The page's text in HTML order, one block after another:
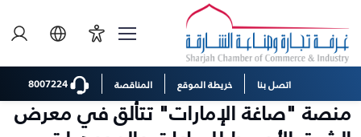
اتصل بنا خريطة الموقع المناقصة
منصة "صاغة الإمارات" تتألق في معرض